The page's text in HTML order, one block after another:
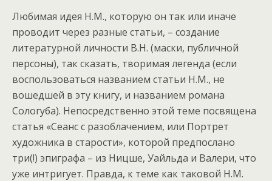
Любимая идея Н.М., которую он так или иначе
проводит через разные статьи, – создание
литературной личности В.Н. (маски, публичной
персоны), так сказать, творимая легенда (если
воспользоваться названием статьи Н.М., не
вошедшей в эту книгу, и названием романа
Сологуба). Непосредственно этой теме посвящена
статья «Сеанс с разоблачением, или Портрет
художника в старости», которой предпослано
три(!) эпиграфа – из Ницше, Уайльда и Валери, что
уже интригует. Правда, к теме как таковой Н.М.